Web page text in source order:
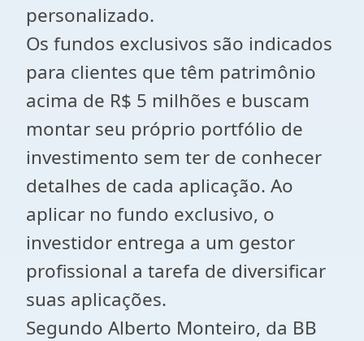
personalizado.
Os fundos exclusivos são indicados
para clientes que têm patrimônio
acima de R$ 5 milhões e buscam
montar seu próprio portfólio de
investimento sem ter de conhecer
detalhes de cada aplicação. Ao
aplicar no fundo exclusivo, o
investidor entrega a um gestor
profissional a tarefa de diversificar
suas aplicações.
Segundo Alberto Monteiro, da BB